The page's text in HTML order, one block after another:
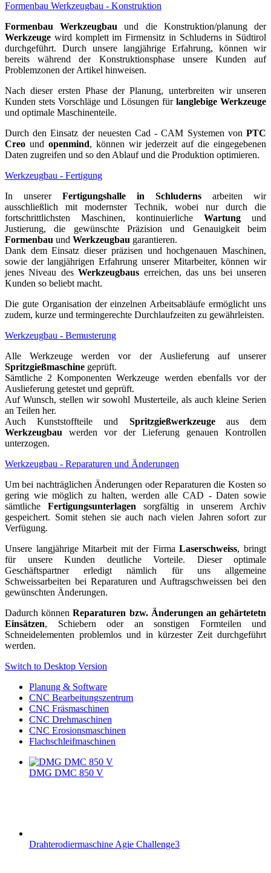
Formenbau Werkzeugbau - Konstruktion
FormenbauWerkzeugbau und die Konstruktion/planung der
Werkzeuge wird komplett im Firmensitz in Schluderns in Südtirol
durchgeführt. Durch unsere langjährige Erfahrung, können wir
bereits während der Konstruktionsphase unsere Kunden auf
Problemzonen der Artikel hinweisen.
Nach dieser ersten Phase der Planung, unterbreiten wir unseren
Kunden stets Vorschläge und Lösungen für langlebige Werkzeuge
und optimale Maschinenteile.
Durch den Einsatz der neuesten Cad - CAM Systemen von PTC
Creo und openmind, können wir jederzeit auf die eingegebenen
Daten zugreifen und so den Ablauf und die Produktion optimieren.
Werkzeugbau - Fertigung
In unserer Fertigungshalle in Schluderns arbeiten wir
ausschließlich mit modernster Technik, wobei nur durch die
fortschrittlichsten Maschinen, kontinuierliche Wartung und
Justierung, die gewünschte Präzision und Genauigkeit beim
Formenbau und Werkzeugbau garantieren.
Dank dem Einsatz dieser präzisen und hochgenauen Maschinen,
sowie der langjährigen Erfahrung unserer Mitarbeiter, können wir
jenes Niveau desWerkzeugbaus erreichen, das uns bei unseren
Kunden so beliebt macht.
Die gute Organisation der einzelnen Arbeitsabläufe ermöglicht uns
zudem, kurze und termingerechte Durchlaufzeiten zu gewährleisten.
Werkzeugbau - Bemusterung
Alle Werkzeuge werden vor der Auslieferung auf unserer
Spritzgießmaschine geprüft.
Sämtliche 2 Komponenten Werkzeuge werden ebenfalls vor der
Auslieferung getestet und geprüft.
Auf Wunsch, stellen wir sowohl Musterteile, als auch kleine Serien
an Teilen her.
Auch Kunststoffteile und Spritzgießwerkzeugeaus dem
Werkzeugbau werden vor der Lieferung genauen Kontrollen
unterzogen.
Werkzeugbau - Reparaturen und Änderungen
Um bei nachträglichen Änderungen oder Reparaturen die Kosten so
gering wie möglich zu halten, werden alle CAD - Daten sowie
sämtliche Fertigungsunterlagen sorgfältig in unserem Archiv
gespeichert. Somit stehen sie auch nach vielen Jahren sofort zur
Verfügung.
Unsere langjährige Mitarbeit mit der FirmaLaserschweiss, bringt
für unsere Kunden deutliche Vorteile. Dieser optimale
Geschäftspartner erledigt nämlich für uns allgemeine
Schweissarbeiten bei Reparaturen und Auftragschweissen bei den
gewünschten Änderungen.
Dadurch könnenReparaturen bzw. Änderungen an gehärtetetn
Einsätzen, Schiebern oder an sonstigen Formteilen und
Schneidelementen problemlos und in kürzester Zeit durchgeführt
werden.
Switch to Desktop Version
Planung & Software
CNC Bearbeitungszentrum
CNC Fräsmaschinen
CNC Drehmaschinen
CNC Erosionsmaschinen
Flachschleifmaschinen
DMG DMC 850 V
Drahterodiermaschine Agie Challenge3